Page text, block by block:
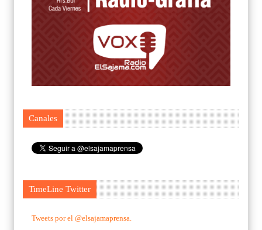
Canales
TimeLine Twitter
Tweets por el @elsajamaprensa.